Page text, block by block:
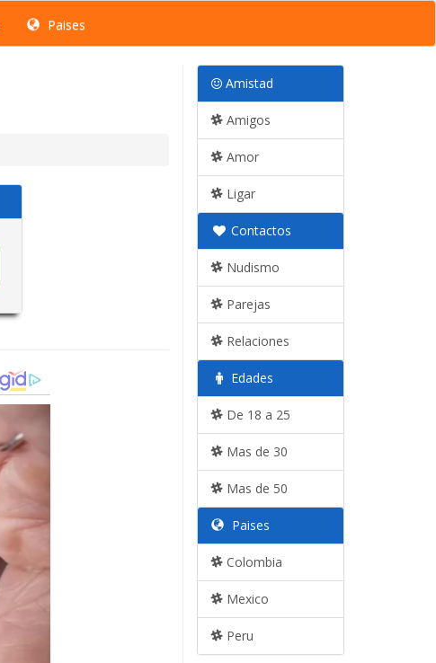
Paises
Amistad
Amigos
Amor
Ligar
Contactos
Nudismo
Parejas
Relaciones
Edades
De 18 a 25
Mas de 30
Mas de 50
Paises
Colombia
Mexico
Peru